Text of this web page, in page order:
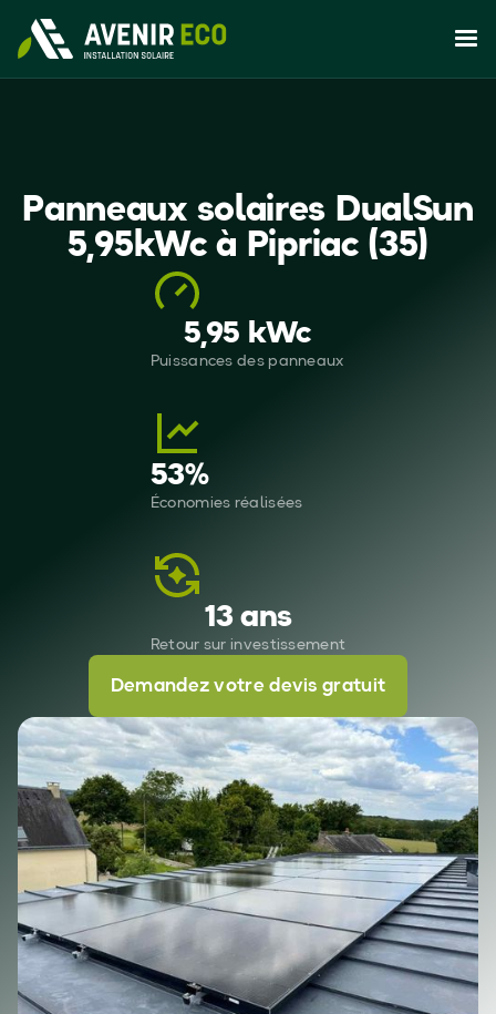
Panneaux solaires DualSun
5,95kWc à Pipriac (35)
5,95 kWc
Puissances des panneaux
53%
Économies réalisées
13 ans
Retour sur investissement
Demandez votre devis gratuit